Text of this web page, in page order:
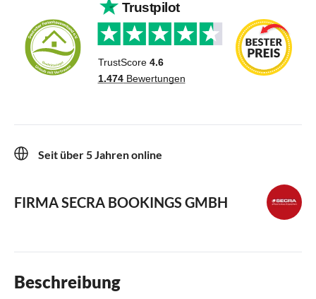
Seit über 5 Jahren online
FIRMA SECRA BOOKINGS GMBH
Beschreibung